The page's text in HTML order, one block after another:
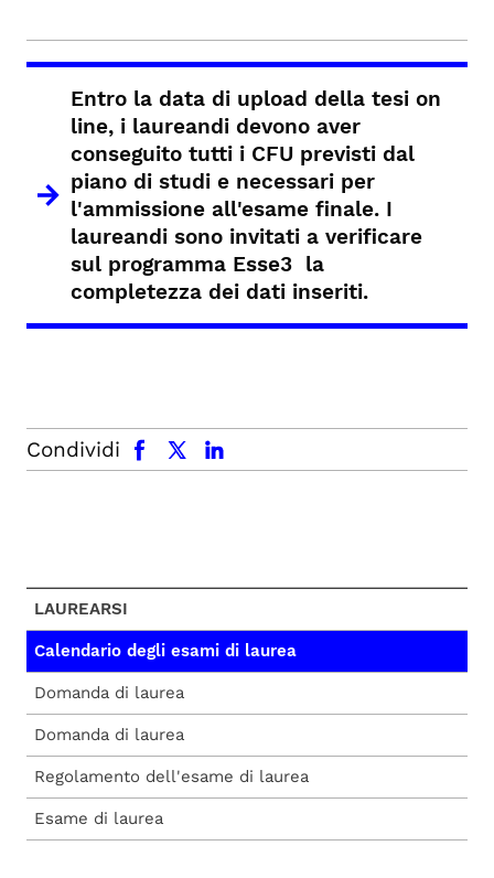
Entro la data di upload della tesi on
line, i laureandi devono aver
conseguito tutti i CFU previsti dal
piano di studi e necessari per
l'ammissione all'esame finale. I
laureandi sono invitati a verificare
sul programma Esse3 la
completezza dei dati inseriti.
Condividi
facebook x.com linkedin
LAUREARSI
Calendario degli esami di laurea
Domanda di laurea
Domanda di laurea
Regolamento dell'esame di laurea
Esame di laurea